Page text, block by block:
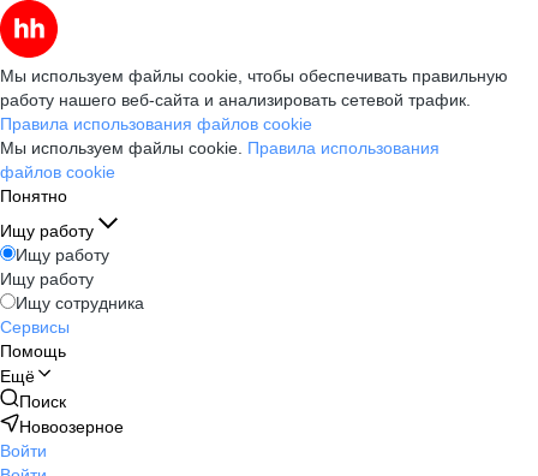
Мы используем файлы cookie, чтобы обеспечивать правильную
работу нашего веб-сайта и анализировать сетевой трафик.
Правила использования файлов cookie
Мы используем файлы cookie. Правила использования
файлов cookie
Понятно
Ищу работу
Ищу работу
Ищу работу
Ищу сотрудника
Сервисы
Помощь
Ещё
Поиск
Новоозерное
Войти